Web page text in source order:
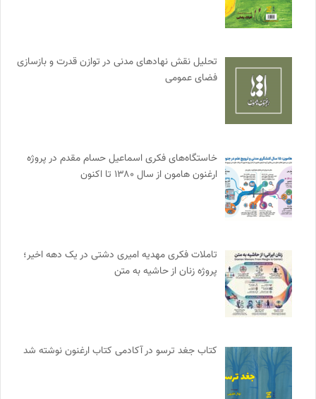
تحلیل نقش نهادهای مدنی در توازن قدرت و بازسازی
فضای عمومی
خاستگاه‌های فکری اسماعیل حسام مقدم در پروژه
ارغنون هامون از سال ۱۳۸۰ تا اکنون
تاملات فکری مهدیه امیری دشتی در یک دهه اخیر؛
پروژه زنان از حاشیه به متن
کتاب جغد ترسو در آکادمی کتاب ارغنون نوشته شد